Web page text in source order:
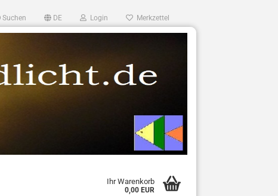
Suchen DE Login Merkzettel
Ihr Warenkorb
0,00 EUR